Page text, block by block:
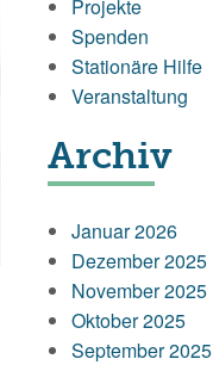
Projekte
Spenden
Stationäre Hilfe
Veranstaltung
Archiv
Januar 2026
Dezember 2025
November 2025
Oktober 2025
September 2025